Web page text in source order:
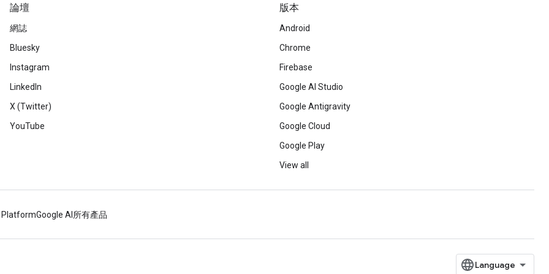
論壇
網誌
Bluesky
Instagram
LinkedIn
X (Twitter)
YouTube
版本
Android
Chrome
Firebase
Google AI Studio
Google Antigravity
Google Cloud
Google Play
View all
PlatformGoogle AI 所有產品